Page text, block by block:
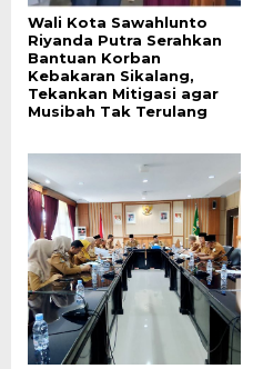
Wali Kota Sawahlunto
Riyanda Putra Serahkan
Bantuan Korban
Kebakaran Sikalang,
Tekankan Mitigasi agar
Musibah Tak Terulang